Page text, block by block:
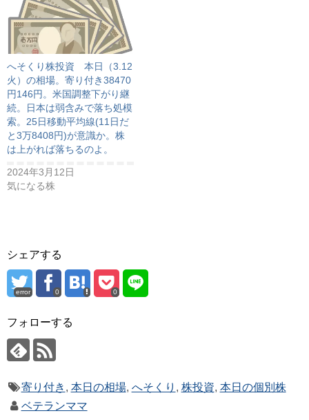
へそくり株投資 本日（3.12
火）の相場。寄り付き38470
円146円。米国調整下がり継
続。日本は弱含みで落ち処模
索。25日移動平均線(11日だ
と3万8408円)が意識か。株
は上がれば落ちるのよ。
2024年3月12日
気になる株
シェアする
error 0 0
フォローする
寄り付き , 本日の相場, へそくり , 株投資, 本日の個別株
ベテランママ